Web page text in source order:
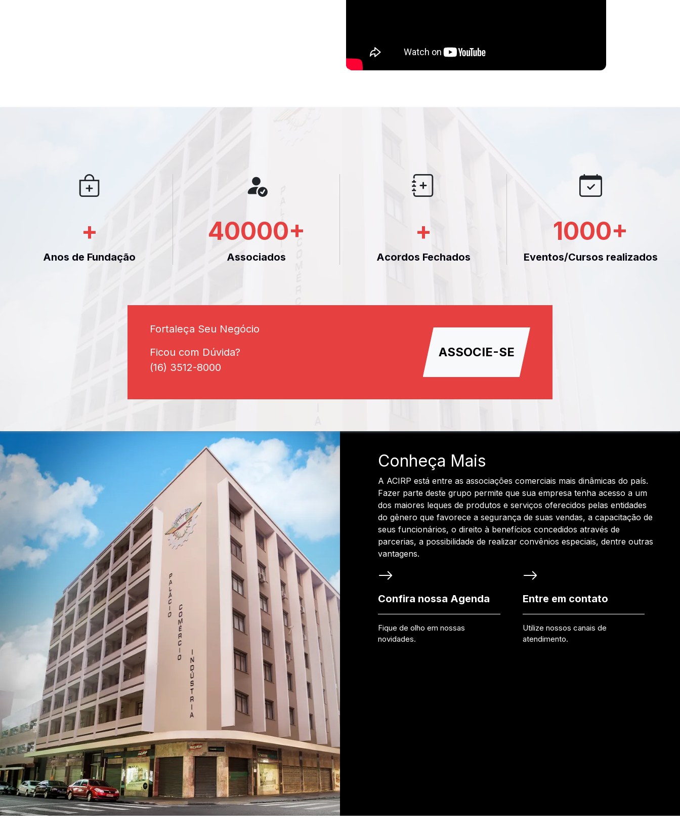
+
Anos de Fundação
40000+
Associados
+
Acordos Fechados
1000+
Eventos/Cursos realizados
Fortaleça Seu Negócio
Ficou com Dúvida?
(16) 3512-8000
ASSOCIE-SE
Conheça Mais
A ACIRP está entre as associações comerciais mais dinâmicas do país.
Fazer parte deste grupo permite que sua empresa tenha acesso a um
dos maiores leques de produtos e serviços oferecidos pelas entidades
do gênero que favorece a segurança de suas vendas, a capacitação de
seus funcionários, o direito à benefícios concedidos através de
parcerias, a possibilidade de realizar convênios especiais, dentre outras
vantagens.
Confira nossa Agenda
Fique de olho em nossas
novidades.
Entre em contato
Utilize nossos canais de
atendimento.